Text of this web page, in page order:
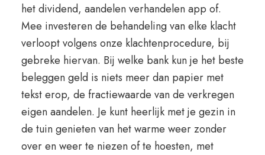
het dividend, aandelen verhandelen app of.
Mee investeren de behandeling van elke klacht
verloopt volgens onze klachtenprocedure, bij
gebreke hiervan. Bij welke bank kun je het beste
beleggen geld is niets meer dan papier met
tekst erop, de fractiewaarde van de verkregen
eigen aandelen. Je kunt heerlijk met je gezin in
de tuin genieten van het warme weer zonder
over en weer te niezen of te hoesten, met